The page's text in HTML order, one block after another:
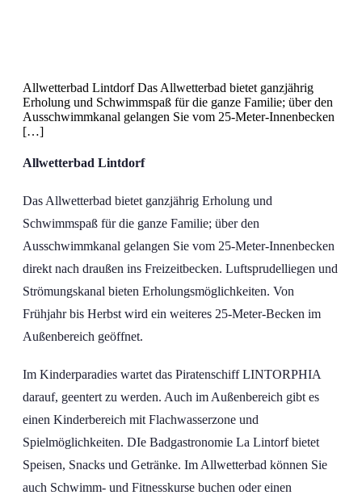
Allwetterbad Lintdorf Das Allwetterbad bietet ganzjährig
Erholung und Schwimmspaß für die ganze Familie; über den
Ausschwimmkanal gelangen Sie vom 25-Meter-Innenbecken
[…]
Allwetterbad Lintdorf
Das Allwetterbad bietet ganzjährig Erholung und
Schwimmspaß für die ganze Familie; über den
Ausschwimmkanal gelangen Sie vom 25-Meter-Innenbecken
direkt nach draußen ins Freizeitbecken. Luftsprudelliegen und
Strömungskanal bieten Erholungsmöglichkeiten. Von
Frühjahr bis Herbst wird ein weiteres 25-Meter-Becken im
Außenbereich geöffnet.
Im Kinderparadies wartet das Piratenschiff LINTORPHIA
darauf, geentert zu werden. Auch im Außenbereich gibt es
einen Kinderbereich mit Flachwasserzone und
Spielmöglichkeiten. DIe Badgastronomie La Lintorf bietet
Speisen, Snacks und Getränke. Im Allwetterbad können Sie
auch Schwimm- und Fitnesskurse buchen oder einen